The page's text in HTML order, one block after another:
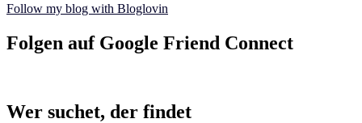
Follow my blog with Bloglovin
Folgen auf Google Friend Connect
Wer suchet, der findet